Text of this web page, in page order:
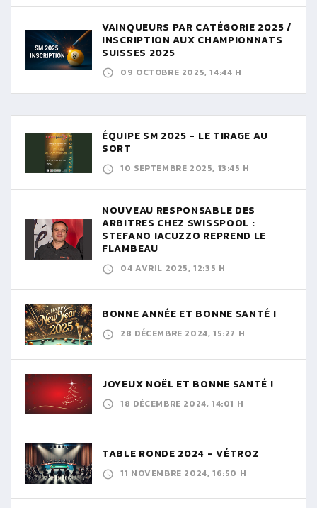
VAINQUEURS PAR CATÉGORIE 2025 /
INSCRIPTION AUX CHAMPIONNATS
SUISSES 2025
09 OCTOBRE 2025, 14:44 H
ÉQUIPE SM 2025 - LE TIRAGE AU
SORT
10 SEPTEMBRE 2025, 13:45 H
NOUVEAU RESPONSABLE DES
ARBITRES CHEZ SWISSPOOL :
STEFANO IACUZZO REPREND LE
FLAMBEAU
04 AVRIL 2025, 12:35 H
BONNE ANNÉE ET BONNE SANTÉ !
28 DÉCEMBRE 2024, 15:27 H
JOYEUX NOËL ET BONNE SANTÉ !
18 DÉCEMBRE 2024, 14:01 H
TABLE RONDE 2024 - VÉTROZ
11 NOVEMBRE 2024, 16:50 H